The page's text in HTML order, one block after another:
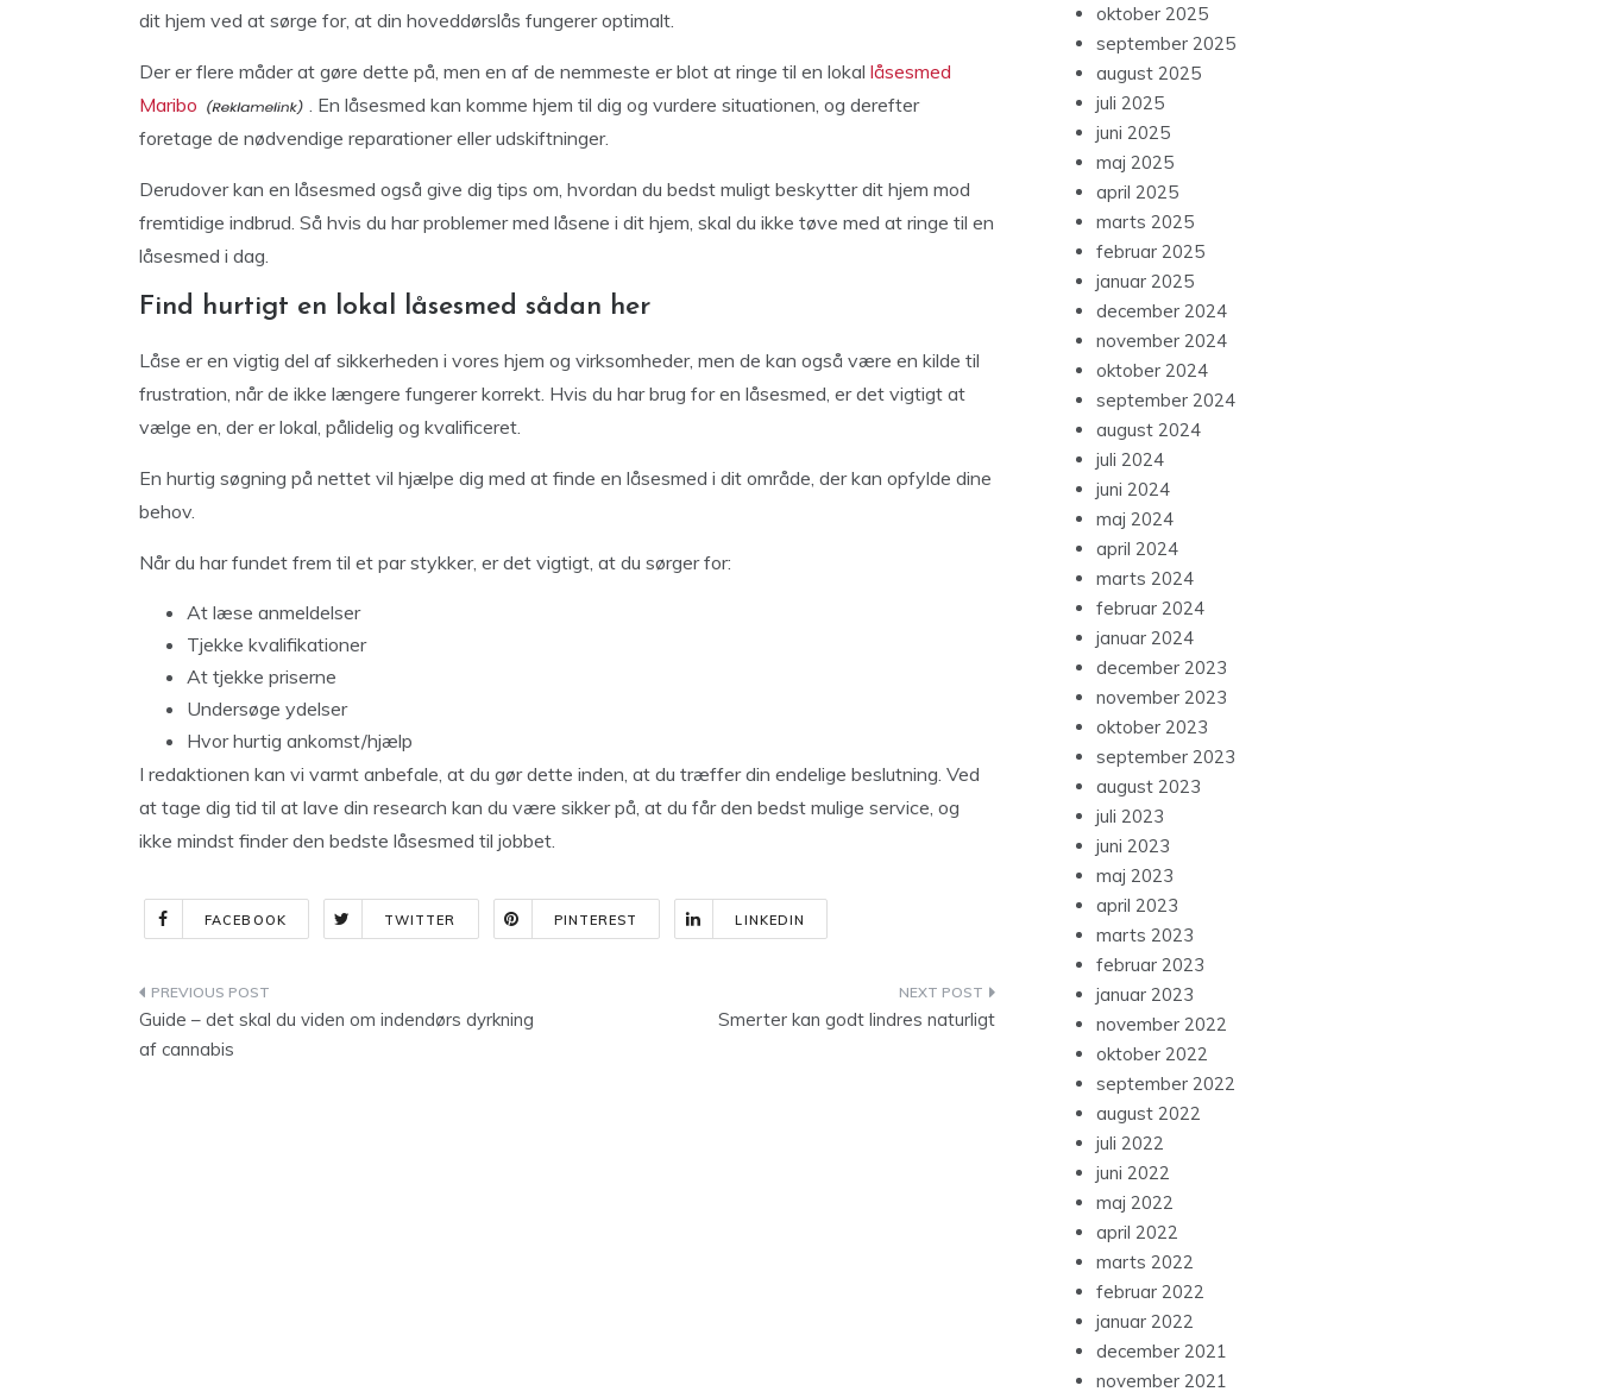
dit hjem ved at sørge for, at din hoveddørslås fungerer optimalt.
Der er flere måder at gøre dette på, men en af de nemmeste er blot at ringe til en lokal låsesmed
Maribo
. En låsesmed kan komme hjem til dig og vurdere situationen, og derefter
foretage de nødvendige reparationer eller udskiftninger.
Derudover kan en låsesmed også give dig tips om, hvordan du bedst muligt beskytter dit hjem mod
fremtidige indbrud. Så hvis du har problemer med låsene i dit hjem, skal du ikke tøve med at ringe til en
låsesmed i dag.
Find hurtigt en lokal låsesmed sådan her
Låse er en vigtig del af sikkerheden i vores hjem og virksomheder, men de kan også være en kilde til
frustration, når de ikke længere fungerer korrekt. Hvis du har brug for en låsesmed, er det vigtigt at
vælge en, der er lokal, pålidelig og kvalificeret.
En hurtig søgning på nettet vil hjælpe dig med at finde en låsesmed i dit område, der kan opfylde dine
behov.
Når du har fundet frem til et par stykker, er det vigtigt, at du sørger for:
At læse anmeldelser
Tjekke kvalifikationer
At tjekke priserne
Undersøge ydelser
Hvor hurtig ankomst/hjælp
I redaktionen kan vi varmt anbefale, at du gør dette inden, at du træffer din endelige beslutning. Ved
at tage dig tid til at lave din research kan du være sikker på, at du får den bedst mulige service, og
ikke mindst finder den bedste låsesmed til jobbet.
FACEBOOK TWITTER PINTEREST LINKEDIN
Indlægsnavigation
Guide – det skal du viden om indendørs dyrkning
af cannabis
Smerter kan godt lindres naturligt
oktober 2025
september 2025
august 2025
juli 2025
juni 2025
maj 2025
april 2025
marts 2025
februar 2025
januar 2025
december 2024
november 2024
oktober 2024
september 2024
august 2024
juli 2024
juni 2024
maj 2024
april 2024
marts 2024
februar 2024
januar 2024
december 2023
november 2023
oktober 2023
september 2023
august 2023
juli 2023
juni 2023
maj 2023
april 2023
marts 2023
februar 2023
januar 2023
november 2022
oktober 2022
september 2022
august 2022
juli 2022
juni 2022
maj 2022
april 2022
marts 2022
februar 2022
januar 2022
december 2021
november 2021